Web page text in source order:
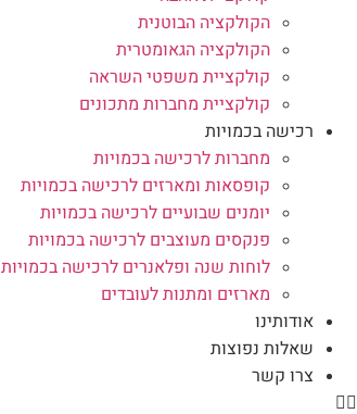
הקולקציה הבוטנית
הקולקציה הגאומטרית
קולקציית משפטי השראה
קולקציית מחברות מתכונים
רכישה בכמויות
מחברות לרכישה בכמויות
קופסאות ומארזים לרכישה בכמויות
יומנים שבועיים לרכישה בכמויות
פנקסים מעוצבים לרכישה בכמויות
לוחות שנה ופלאנרים לרכישה בכמויות
מארזים ומתנות לעובדים
אודותינו
שאלות נפוצות
צרו קשר